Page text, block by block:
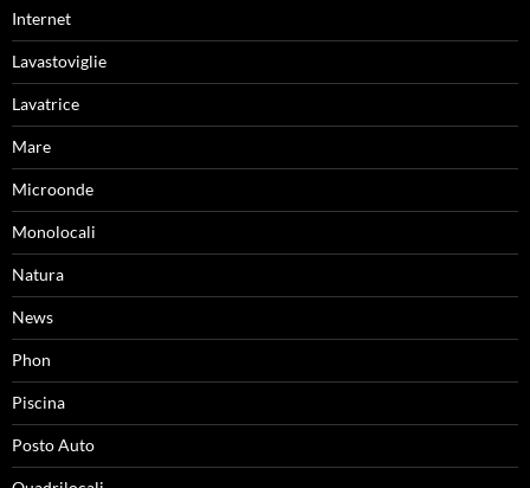
Internet
Lavastoviglie
Lavatrice
Mare
Microonde
Monolocali
Natura
News
Phon
Piscina
Posto Auto